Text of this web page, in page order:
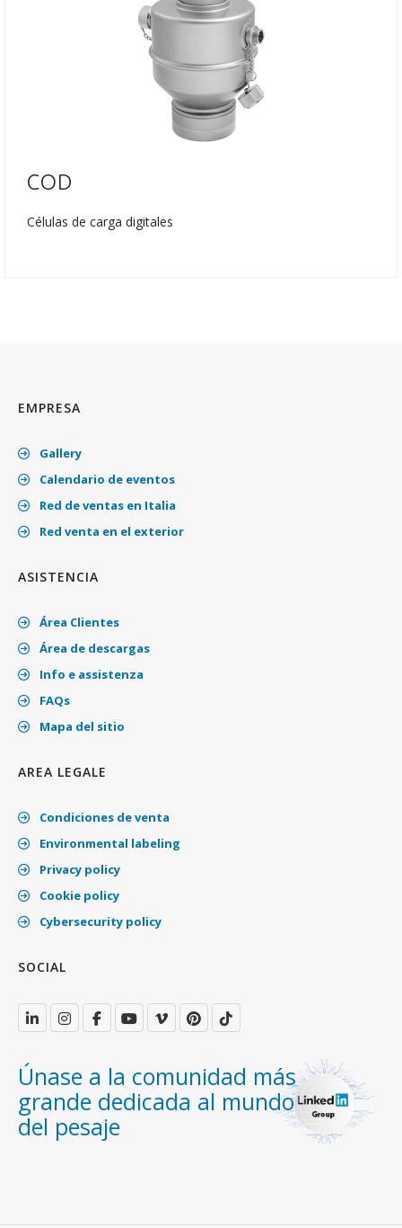
COD
Células de carga digitales
EMPRESA
Gallery
Calendario de eventos
Red de ventas en Italia
Red venta en el exterior
ASISTENCIA
Área Clientes
Área de descargas
Info e assistenza
FAQs
Mapa del sitio
AREA LEGALE
Condiciones de venta
Environmental labeling
Privacy policy
Cookie policy
Cybersecurity policy
SOCIAL
Únase a la comunidad más
grande dedicada al mundo
del pesaje